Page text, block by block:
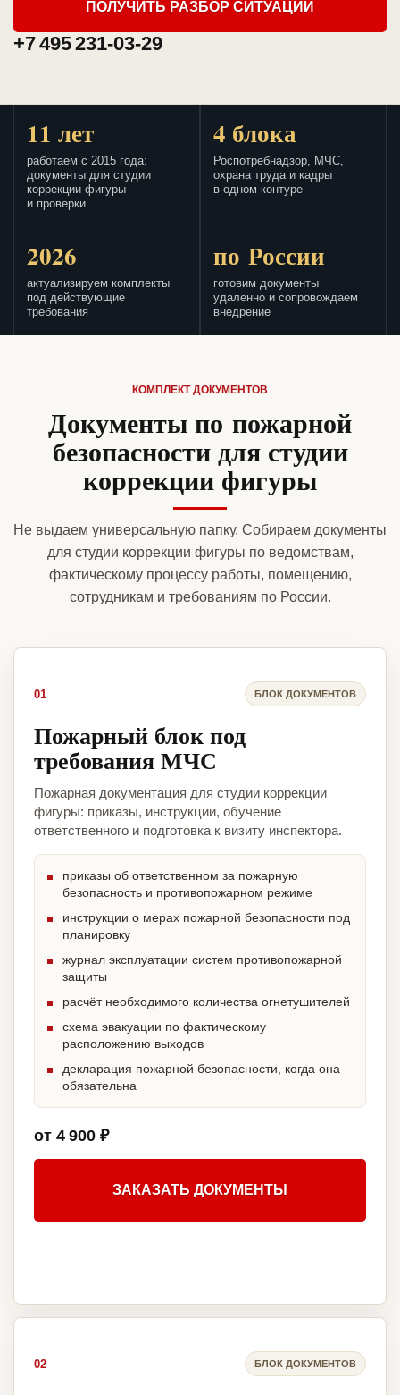
ПОЛУЧИТЬ РАЗБОР СИТУАЦИИ
+7 495 231-03-29
11 лет
работаем с 2015 года:
документы для студии
коррекции фигуры
и проверки
4 блока
Роспотребнадзор, МЧС,
охрана труда и кадры
в одном контуре
2026
актуализируем комплекты
под действующие
требования
по России
готовим документы
удаленно и сопровождаем
внедрение
КОМПЛЕКТ ДОКУМЕНТОВ
Документы по пожарной
безопасности для студии
коррекции фигуры
Не выдаем универсальную папку. Собираем документы
для студии коррекции фигуры по ведомствам,
фактическому процессу работы, помещению,
сотрудникам и требованиям по России.
01 БЛОК ДОКУМЕНТОВ
Пожарный блок под
требования МЧС
Пожарная документация для студии коррекции
фигуры: приказы, инструкции, обучение
ответственного и подготовка к визиту инспектора.
приказы об ответственном за пожарную
безопасность и противопожарном режиме
инструкции о мерах пожарной безопасности под
планировку
журнал эксплуатации систем противопожарной
защиты
расчёт необходимого количества огнетушителей
схема эвакуации по фактическому
расположению выходов
декларация пожарной безопасности, когда она
обязательна
от 4 900 ₽
ЗАКАЗАТЬ ДОКУМЕНТЫ
02 БЛОК ДОКУМЕНТОВ